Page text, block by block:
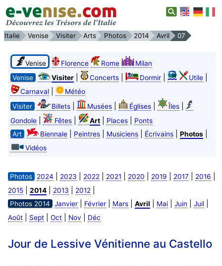
Italie Venise Visiter Arts Photos 2014 Avril 07
Venise Florence Rome
Milan
Venise
Visiter| Concerts| Dormir| Utile|
Carnaval|
Météo
Visiter
Billets| Musées| Églises| Îles|
Gondole| Fêtes| Art| Places|
Ponts
Art
Biennale| Peintres| Musiciens| Écrivains| Photos|
Vidéos
Photos 2024 2023 2022 2021 2020 2019 2017 2016
2015| 2014| 2013 2012
Photos 2014 Janvier| Février| Mars| Avril Mai| Juin Juil|
Août| Sept| Oct| Nov Déc
Jour de Lessive Vénitienne au Castello